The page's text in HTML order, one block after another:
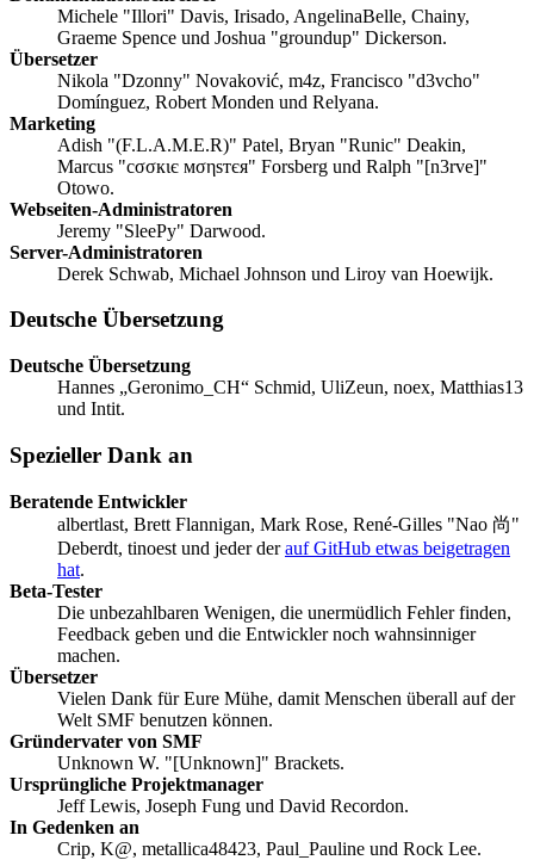
Michele "Illori" Davis, Irisado, AngelinaBelle, Chainy,
Graeme Spence und Joshua "groundup" Dickerson.
Übersetzer
Nikola "Dzonny" Novaković, m4z, Francisco "d3vcho"
Domínguez, Robert Monden und Relyana.
Marketing
Adish "(F.L.A.M.E.R)" Patel, Bryan "Runic" Deakin,
Marcus "cσσкιє мσηѕтєя" Forsberg und Ralph "[n3rve]"
Otowo.
Webseiten-Administratoren
Jeremy "SleePy" Darwood.
Server-Administratoren
Derek Schwab, Michael Johnson und Liroy van Hoewijk.
Deutsche Übersetzung
Deutsche Übersetzung
Hannes „Geronimo_CH“ Schmid, UliZeun, noex, Matthias13
und Intit.
Spezieller Dank an
Beratende Entwickler
albertlast, Brett Flannigan, Mark Rose, René-Gilles "Nao 尚"
Deberdt, tinoest und jeder derauf GitHub etwas beigetragen
hat.
Beta-Tester
Die unbezahlbaren Wenigen, die unermüdlich Fehler finden,
Feedback geben und die Entwickler noch wahnsinniger
machen.
Übersetzer
Vielen Dank für Eure Mühe, damit Menschen überall auf der
Welt SMF benutzen können.
Gründervater von SMF
Unknown W. "[Unknown]" Brackets.
Ursprüngliche Projektmanager
Jeff Lewis, Joseph Fung und David Recordon.
In Gedenken an
Crip, K@, metallica48423, Paul_Pauline und Rock Lee.